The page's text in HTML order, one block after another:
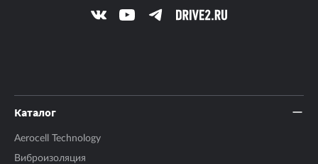
Каталог
Aerocell Technology
Виброизоляция